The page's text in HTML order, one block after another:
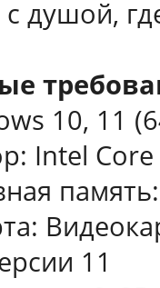
душой,
10, 11
Intel
11